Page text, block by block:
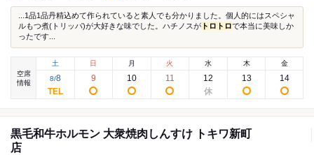
...1品1品丹精込めて作られていると素人でも分かりました。個人的にはスペシャ
ルもつ煮(トリッパ)が大好きな味でした。ハチノスが トロ トロで本当に美味しか
ったです...
空席
情報
土
8/8
日
9
月
10
火
11
水
12
木
13
金
14
黒毛和牛ホルモン 大衆焼肉しんすけ トキワ新町
店